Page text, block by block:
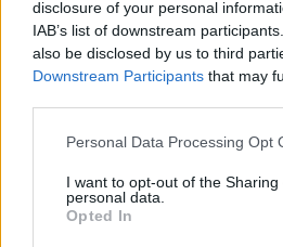
disclosure of your personal
IAB’s list of downstream
also be disclosed by us to third
Downstream Participants that may
Personal Data Processing Opt
I want to opt-out of the Sharing
personal data.
Opted In
więcej 12 godzin po
tabletkę ellaOne Jakie w tej
na zajście w ciążę i czy one
wewnątrz mnie I pierwszy
aplikacji w telefonie mógł
dzień owulacji nastąpił nie
Stosunek z
Witam pisze z pytaniem
mieliśmy stosunek
ostatni okres 19.03 i raczej
+-3 dni i teraz niby 16 04